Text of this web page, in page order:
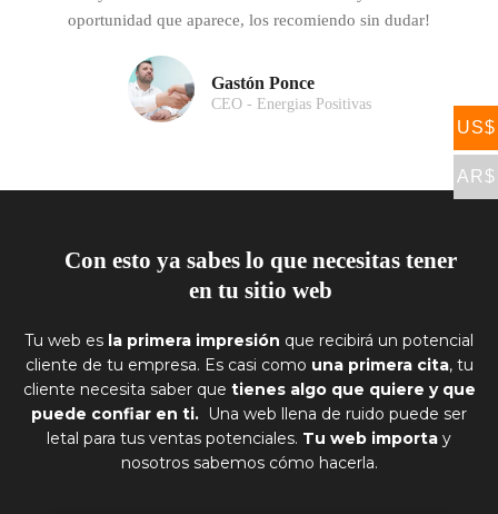
oportunidad que aparece, los recomiendo sin dudar!
Gastón Ponce
CEO - Energias Positivas
Con esto ya sabes lo que necesitas tener
en tu sitio web
Tu web es la primera impresión que recibirá un potencial
cliente de tu empresa. Es casi como una primera cita, tu
cliente necesita saber que tienes algo que quiere y que
puede confiar en ti. Una web llena de ruido puede ser
letal para tus ventas potenciales. Tu web importa y
nosotros sabemos cómo hacerla.
US$
AR$